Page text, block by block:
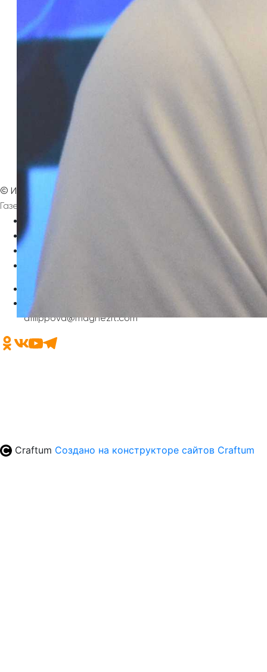
? Вернуться на главную страницу
© Интернет-издание
Газета основана 16 марта 1930 года
Главная
Контакты
Афиша
Архив выпусков
+7 (35161) 9-48-99
news@magnezit.com
afilippova@magnezit.com
Craftum Создано на конструкторе сайтов Craftum